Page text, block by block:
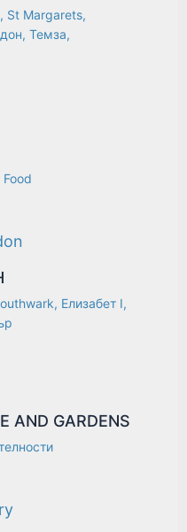
, St Margarets,
,Темза,
Food
, Елизабет I,
AND GARDENS